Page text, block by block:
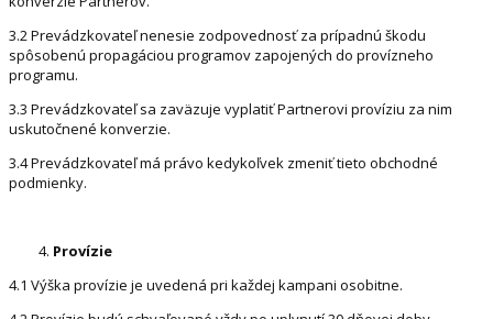
3.2 Prevádzkovateľ nenesie zodpovednosť za prípadnú škodu
spôsobenú propagáciou programov zapojených do provízneho
programu.
3.3 Prevádzkovateľ sa zaväzuje vyplatiť Partnerovi províziu za nim
uskutočnené konverzie.
3.4 Prevádzkovateľ má právo kedykoľvek zmeniť tieto obchodné
podmienky.
Provízie
4.1 Výška provízie je uvedená pri každej kampani osobitne.